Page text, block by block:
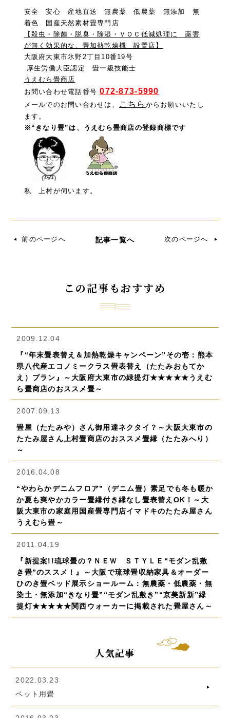
安全 安心 産地直送 無農薬 低農薬 無添加 無
着色 国産天然素材畳専門店
【殺虫・除菌・脱臭・除湿・ＶＯＣ低減処理に 薬害
が無く効果的な、畳加熱乾燥機 設置店】
大阪府大東市氷野2丁目10番19号
厚生労働大臣認定 畳一級技能士
うえむら畳商店
お問い合わせ電話番号072-873-5990
メールでのお問い合わせは、 こちら からお願いいたし
ます。
※“きなり畳”は、うえむら畳商店の登録商標です
私 上村が伺います。
前のページへ 記事一覧へ 次のページへ
この記事もおすすめ
2009.12.04
『“年末畳表替え＆加熱乾燥キャンペーン”その壱：熊本
県八代産エコノミークラス畳表替え（たたみおもてか
え）プラン』～大阪府大東市の緑提灯★★★★★うえむ
ら畳商店のおススメ畳～
2007.09.13
畳屋（たたみや）さん御用達ネクタイ？～大阪大東市の
たたみ屋さん上村畳商店のおススメ畳縁（たたみへり）
～
2016.04.08
“やわらかデニムフロア”（デニム畳）素足でも冬も暖か
か夏も爽やかカラー畳縁付き縁なし畳表替えOK！～大
阪大東市の家庭用国産畳専門店イマドキのたたみ屋さん
うえむら畳～
2011.04.19
『新提案!!琉球畳の？ＮＥＷ ＳＴＹＬＥ“モダン乱敷
き畳”のススメ！』～大阪で琉球畳収納家具＆オーダー
ひのき畳ベッド展示ショールーム：無農薬・低農薬・無
染土・無添加“きなり畳”“モダン乱敷き”“京美新新”緑
提灯★★★★★関西ウォーカーに掲載された畳屋さん～
人気記事
2022.03.23
ペット用畳